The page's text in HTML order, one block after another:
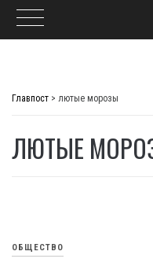
Главпост > лютые морозы
ЛЮТЫЕ
ОБЩЕСТВО